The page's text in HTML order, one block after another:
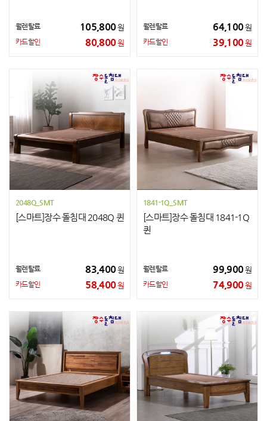
월렌탈료 105,800원
카드할인 80,800원
월렌탈료 64,100원
카드할인 39,100원
2048Q_SMT
[스마트]장수 돌침대 2048Q 퀸
월렌탈료 83,400원
카드할인 58,400원
1841-1Q_SMT
[스마트]장수 돌침대 1841-1Q
퀸
월렌탈료 99,900원
카드할인 74,900원